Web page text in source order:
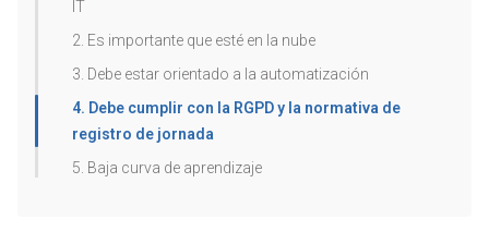
IT
2. Es importante que esté en la nube
3. Debe estar orientado a la automatización
4. Debe cumplir con la RGPD y la normativa de
registro de jornada
5. Baja curva de aprendizaje